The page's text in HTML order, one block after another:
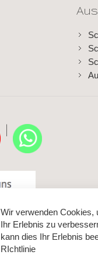
Wir verwenden Cookies,
Ihr Erlebnis zu
kann dies Ihr Erlebnis
RIchtlinie